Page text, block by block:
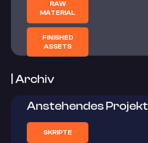
RAW
MATERIAL
FINISHED
ASSETS
| Archiv
Anstehendes Projekt
SKRIPTE